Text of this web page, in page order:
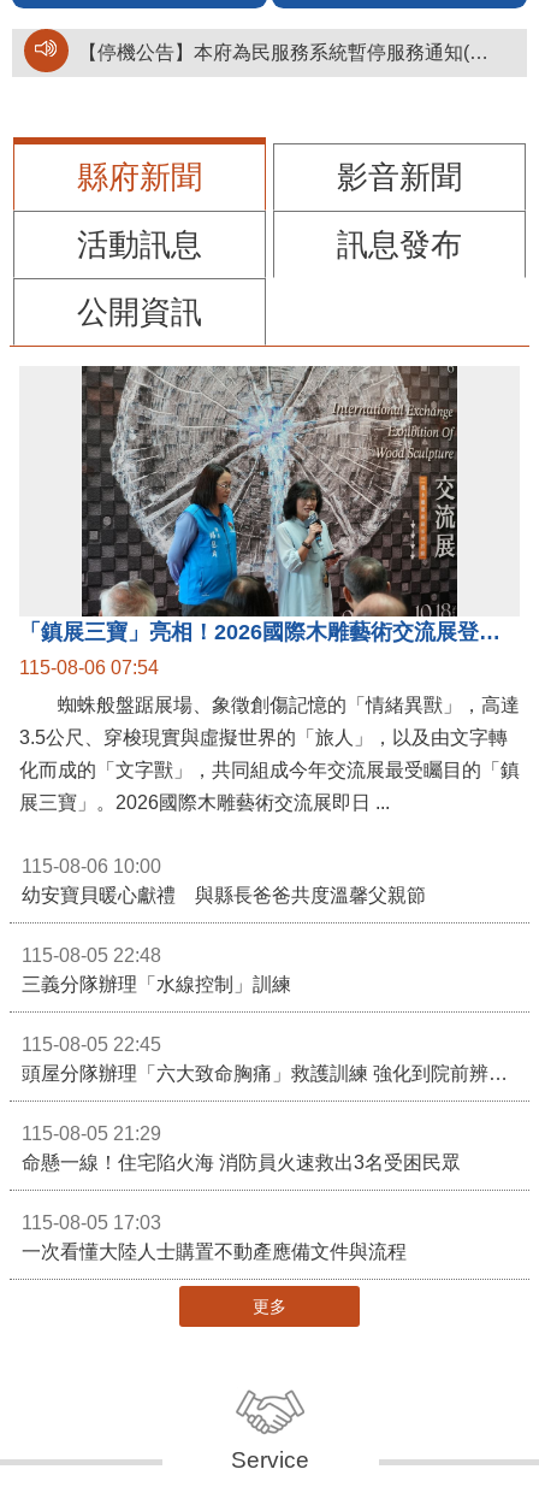
【停機公告】本府為民服務系統暫停服務通知(停止服務時間：115年8月6日17時至19時)
縣府新聞
影音新聞
活動訊息
訊息發布
公開資訊
「鎮展三寶」亮相！2026國際木雕藝術交流展登場 國際木雕競賽得獎入圍名單同步揭曉
115-08-06 07:54
蜘蛛般盤踞展場、象徵創傷記憶的「情緒異獸」，高達
3.5公尺、穿梭現實與虛擬世界的「旅人」，以及由文字轉
化而成的「文字獸」，共同組成今年交流展最受矚目的「鎮
展三寶」。2026國際木雕藝術交流展即日 ...
115-08-06 10:00
幼安寶貝暖心獻禮 與縣長爸爸共度溫馨父親節
115-08-05 22:48
三義分隊辦理「水線控制」訓練
115-08-05 22:45
頭屋分隊辦理「六大致命胸痛」救護訓練 強化到院前辨識能力 提升緊急救護品質
115-08-05 21:29
命懸一線！住宅陷火海 消防員火速救出3名受困民眾
115-08-05 17:03
一次看懂大陸人士購置不動產應備文件與流程
更多